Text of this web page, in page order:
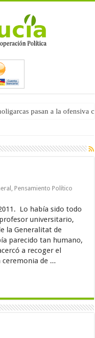
pasan a la ofensiva
, Pensamiento Político
Lo había sido todo
universitario,
la Generalitat de
parecido tan humano,
a recoger el
de ...